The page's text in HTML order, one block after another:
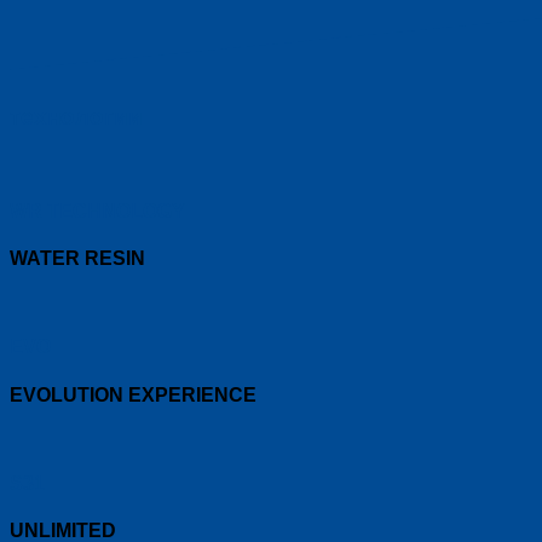
WATER RESIN
EVOLUTION EXPERIENCE
UNLIMITED